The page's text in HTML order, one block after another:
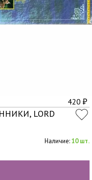
420 ₽
LORD
Наличие:10 шт.